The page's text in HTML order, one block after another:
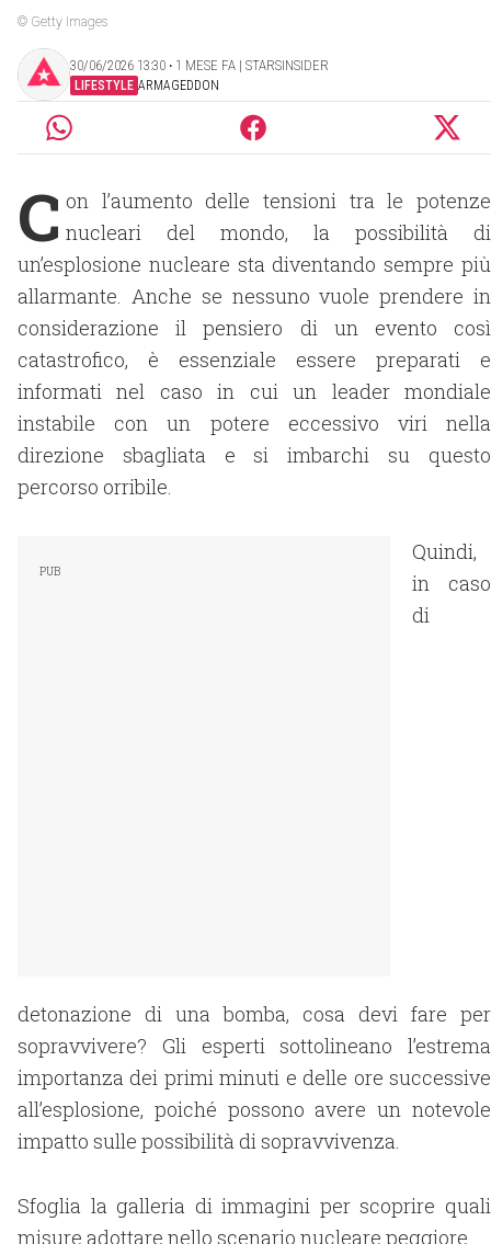
© Getty Images
30/06/2026 13:30 ‧ 1 MESE FA | STARSINSIDER
LIFESTYLE ARMAGEDDON
C on l’aumento delle tensioni tra le potenze
nucleari del mondo, la possibilità di
un’esplosione nucleare sta diventando sempre più
allarmante. Anche se nessuno vuole prendere in
considerazione il pensiero di un evento così
catastrofico, è essenziale essere preparati e
informati nel caso in cui un leader mondiale
instabile con un potere eccessivo viri nella
direzione sbagliata e si imbarchi su questo
percorso orribile.
Quindi,
in caso
di
detonazione di una bomba, cosa devi fare per
sopravvivere? Gli esperti sottolineano l’estrema
importanza dei primi minuti e delle ore successive
all’esplosione, poiché possono avere un notevole
impatto sulle possibilità di sopravvivenza.
Sfoglia la galleria di immagini per scoprire quali
misure adottare nello scenario nucleare peggiore.